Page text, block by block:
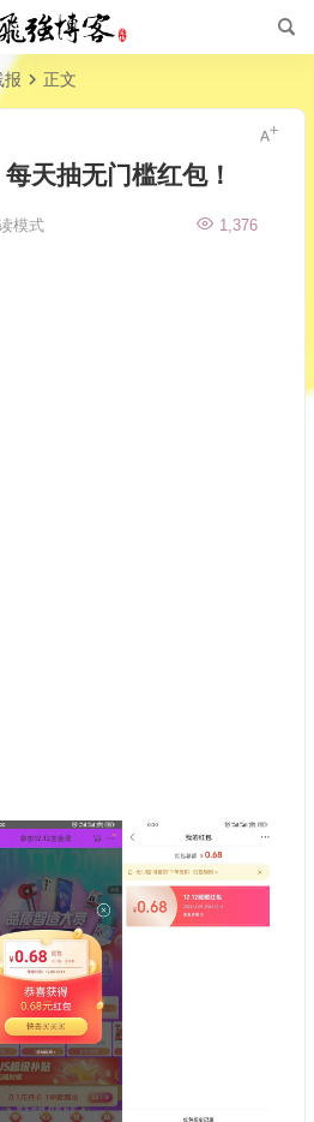
报 正文
天抽无门槛红包！
1,376
模式